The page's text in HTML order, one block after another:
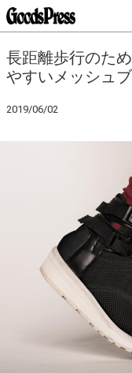
長距離歩行のた
やすいメッシュ
2019/06/02